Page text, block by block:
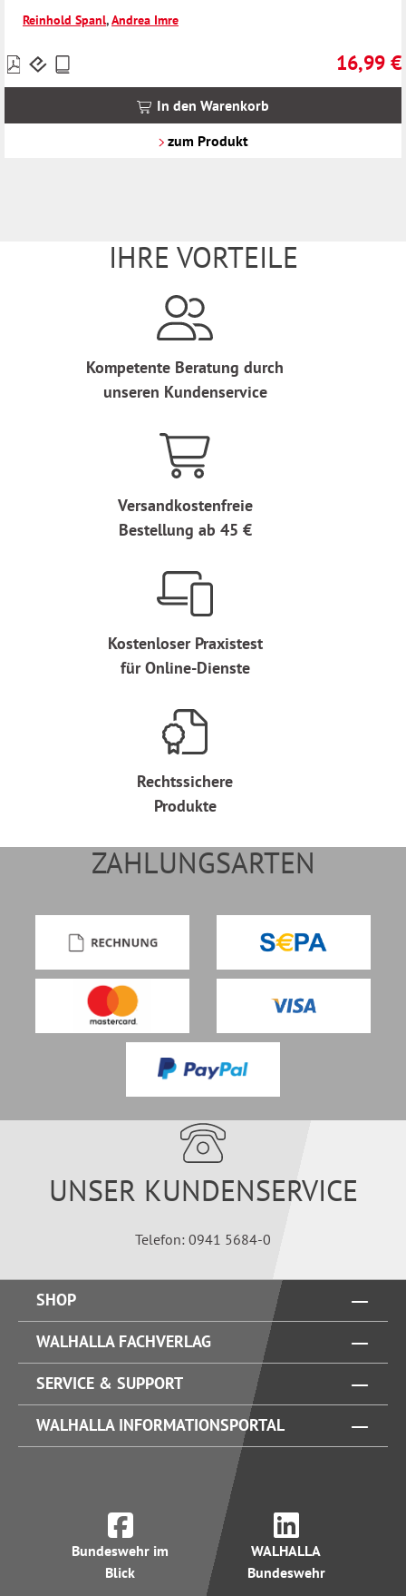
Reinhold Spanl,Andrea Imre
16,99 €
Preise
inkl.
In den Warenkorb
zum Produkt
IHRE VORTEILE
Kompetente Beratung durch
unseren Kundenservice
Versandkostenfreie
Bestellung ab 45 €
Kostenloser Praxistest
für Online-Dienste
Rechtssichere
Produkte
ZAHLUNGSARTEN
UNSER KUNDENSERVICE
Telefon: 0941 5684-0
SHOP
WALHALLA FACHVERLAG
SERVICE & SUPPORT
WALHALLA INFORMATIONSPORTAL
Bundeswehr im
Blick
WALHALLA
Bundeswehr